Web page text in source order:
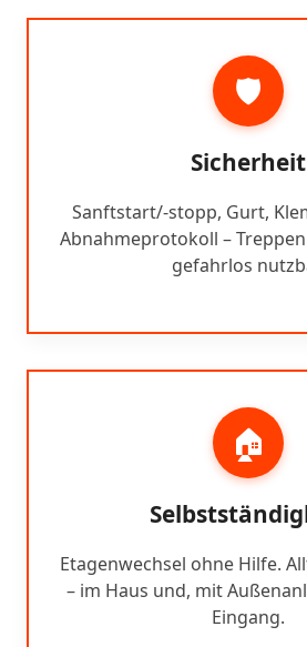
🛡️
Sicherheit
Sanftstart/-stopp, Gurt,
Abnahmeprotokoll –
gefahrlos
🏠
Etagenwechsel ohne Hilfe.
– im Haus und, mit
Eingang.